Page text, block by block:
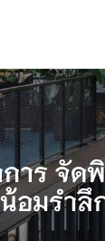
าร จัด
อมรำลึ